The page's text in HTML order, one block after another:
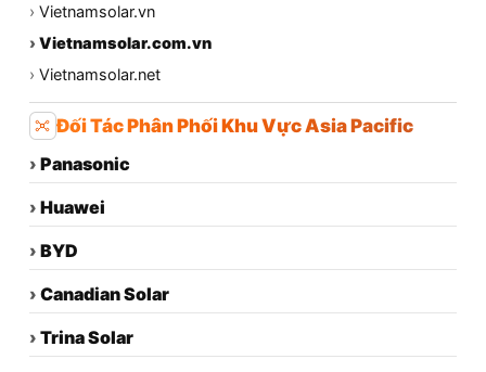
› Vietnamsolar.vn
› Vietnamsolar.com.vn
› Vietnamsolar.net
Đối Tác Phân Phối Khu Vực Asia Pacific
› Panasonic
› Huawei
› BYD
› Canadian Solar
› Trina Solar